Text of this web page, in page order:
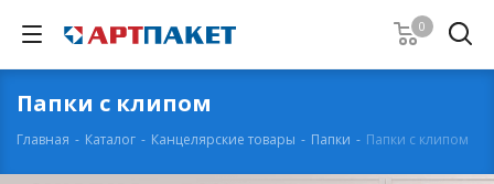
0
Папки с клипом
Главная - Каталог - Канцелярские товары - Папки - Папки с клипом